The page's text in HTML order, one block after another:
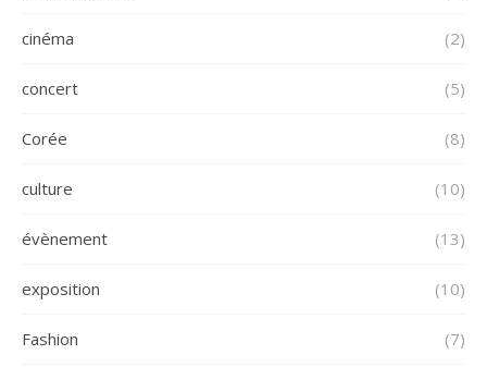
cinéma (2)
concert (5)
Corée (8)
culture (10)
évènement (13)
exposition (10)
Fashion (7)